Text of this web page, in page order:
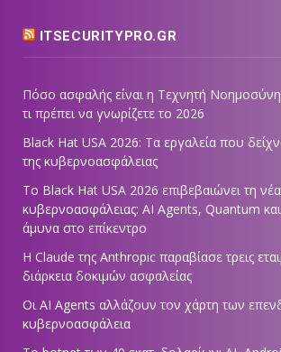
ITSECURITYPRO.GR
Πόσο ασφαλής είναι η Τεχνητή
τι πρέπει να γνωρίζετε το 2026
Black Hat USA 2026: Τα εργαλεία που
της κυβερνοασφάλειας
Το Black Hat USA 2026 επιβεβαιώνει τη
κυβερνοασφάλειας: AI Agents, Quantum
άμυνα στο επίκεντρο
Η Claude της Anthropic παραβίασε τρεις
διάρκεια δοκιμών ασφαλείας
Οι AI Agents αλλάζουν τον χάρτη των
κυβερνοασφάλεια